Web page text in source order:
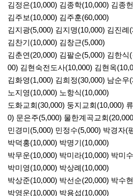
김정은(10,000) 김종학(10,000) 김종
김주보(10,000) 김주훈(60,000)
김지광(5,000) 김지명(10,000) 김진례
김찬기(10,000) 김창근(5,000)
김춘연(20,000) 김팔순(5,000) 김한식
00) 김현숙전도사(10,000) 김현옥
김화영(1,000) 김희정(30,000) 남순우
노지영(10,000) 노항식(10,000)
도화교회(30,000) 둥지교회(10,000)
0) 문은주(5,000) 물한계곡교회
민경미(5,000) 민정수(5,000) 박경자(
박덕홍(10,000) 박명기(10,000)
박무운(10,000) 박미라(10,000) 박미
박미영(10,000) 박상례(10,000)
박상준(10,000) 박선순(20,000) 박수
박영운(10,000) 박용섭(10,000)